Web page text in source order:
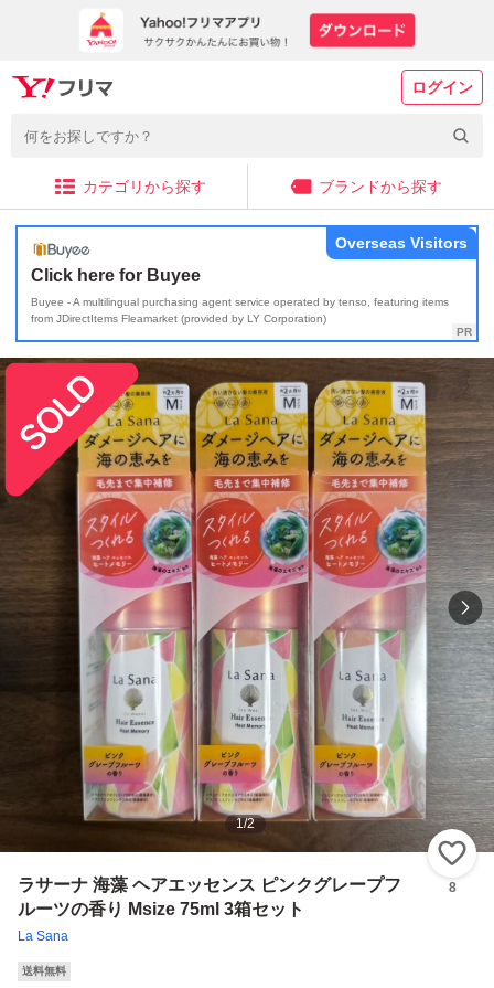
ログイン
カテゴリから探す ブランドから探す
Click here for Buyee
Buyee - A multilingual purchasing agent service operated by tenso, featuring items
from JDirectItems Fleamarket (provided by LY Corporation)
Overseas Visitors
1/2
ラサーナ 海藻 ヘアエッセンス ピンクグレープフ
ルーツの香り Msize 75ml 3箱セット
La Sana
8
送料無料